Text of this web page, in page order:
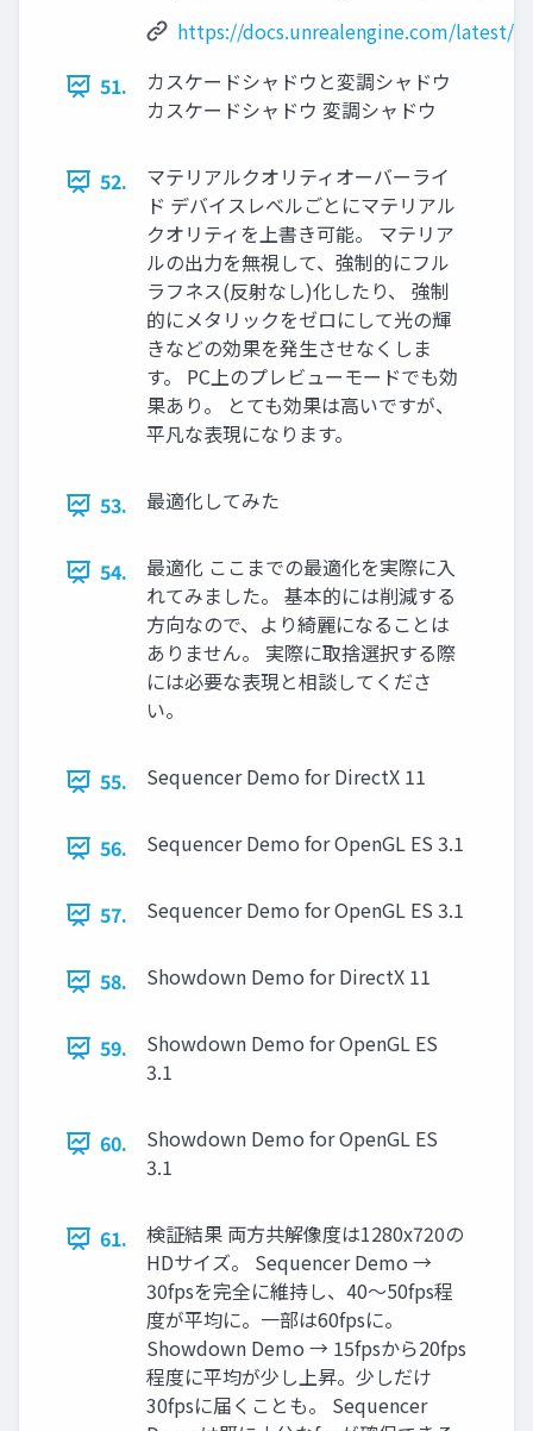
https://docs.unrealengine.com/latest/
51.
カスケードシャドウと変調シャドウ
カスケードシャドウ 変調シャドウ
52.
マテリアルクオリティオーバーライ
ド デバイスレベルごとにマテリアル
クオリティを上書き可能。 マテリア
ルの出力を無視して、強制的にフル
ラフネス(反射なし)化したり、 強制
的にメタリックをゼロにして光の輝
きなどの効果を発生させなくしま
す。 PC上のプレビューモードでも効
果あり。 とても効果は高いですが、
平凡な表現になります。
53. 最適化してみた
54.
最適化 ここまでの最適化を実際に入
れてみました。 基本的には削減する
方向なので、より綺麗になることは
ありません。 実際に取捨選択する際
には必要な表現と相談してくださ
い。
55. Sequencer Demo for DirectX 11
56. Sequencer Demo for OpenGL ES 3.1
57. Sequencer Demo for OpenGL ES 3.1
58. Showdown Demo for DirectX 11
59.
Showdown Demo for OpenGL ES
3.1
60.
Showdown Demo for OpenGL ES
3.1
61.
検証結果 両方共解像度は1280x720の
HDサイズ。 Sequencer Demo →
30fpsを完全に維持し、40～50fps程
度が平均に。一部は60fpsに。
Showdown Demo → 15fpsから20fps
程度に平均が少し上昇。少しだけ
30fpsに届くことも。 Sequencer